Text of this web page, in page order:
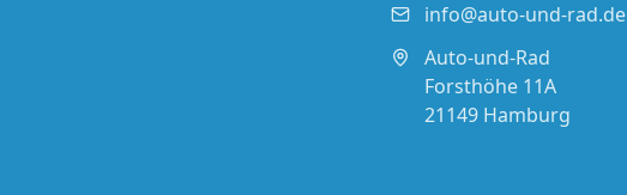
info@auto-und-rad.de
Auto-und-Rad
Forsthöhe 11A
21149 Hamburg